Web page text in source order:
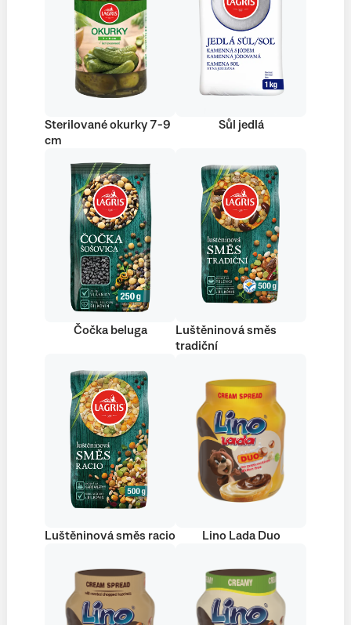
Sterilované okurky 7-9
cm
Sůl jedlá
Čočka beluga
Luštěninová směs
tradiční
Luštěninová směs racio Lino Lada Duo